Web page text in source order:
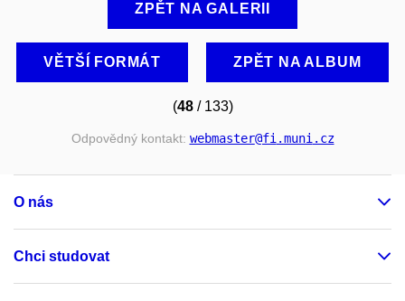
ZPĚT NA GALERII
VĚTŠÍ FORMÁT ZPĚT NA ALBUM
(48/ 133)
Odpovědný kontakt: webmaster@fi.muni.cz
O nás
Chci studovat